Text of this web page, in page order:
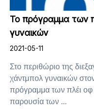
Το πρόγραμμα των
γυναικών
2021-05-11
Στο περιθώριο της
χάντμπολ γυναικών
πρόγραμμα των πλέι οφ
παρουσία των ...